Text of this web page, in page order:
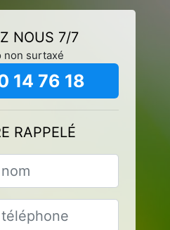
NOUS 7/7
non surtaxé
14 76 18
RAPPELÉ